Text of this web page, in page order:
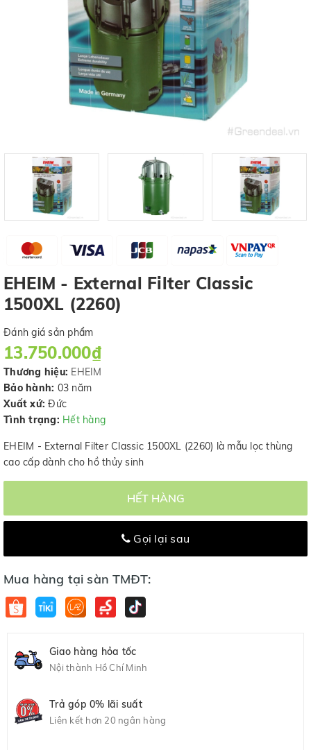
EHEIM - External Filter Classic
1500XL (2260)
Đánh giá sản phẩm
13.750.000₫
Thương hiệu: EHEIM
Bảo hành: 03 năm
Xuất xứ: Đức
Tình trạng: Hết hàng
EHEIM - External Filter Classic 1500XL (2260) là mẫu lọc thùng
cao cấp dành cho hồ thủy sinh
HẾT HÀNG
Gọi lại sau
Mua hàng tại sàn TMĐT:
Giao hàng hỏa tốc
Nội thành Hồ Chí Minh
Trả góp 0% lãi suất
Liên kết hơn 20 ngân hàng